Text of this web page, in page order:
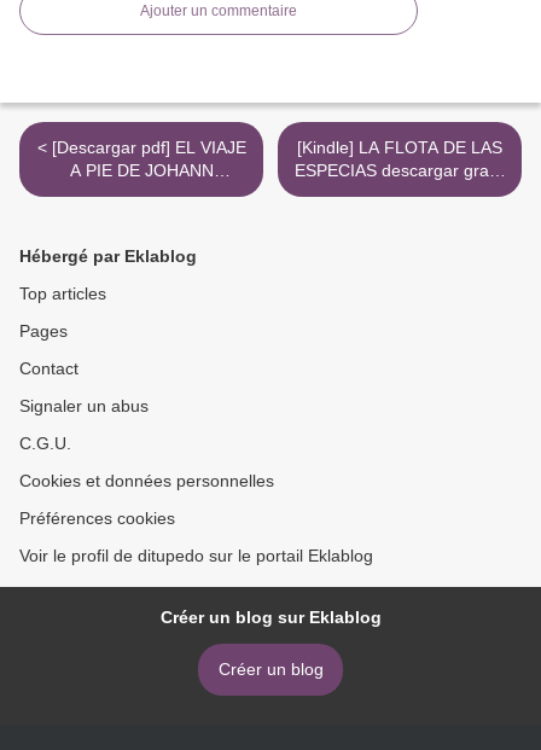
Ajouter un commentaire
< [Descargar pdf] EL VIAJE
A PIE DE JOHANN
SEBASTIAN
[Kindle] LA FLOTA DE LAS
ESPECIAS descargar gratis
>
Hébergé par Eklablog
Top articles
Pages
Contact
Signaler un abus
C.G.U.
Cookies et données personnelles
Préférences cookies
Voir le profil de ditupedo sur le portail Eklablog
Créer un blog sur Eklablog
Créer un blog